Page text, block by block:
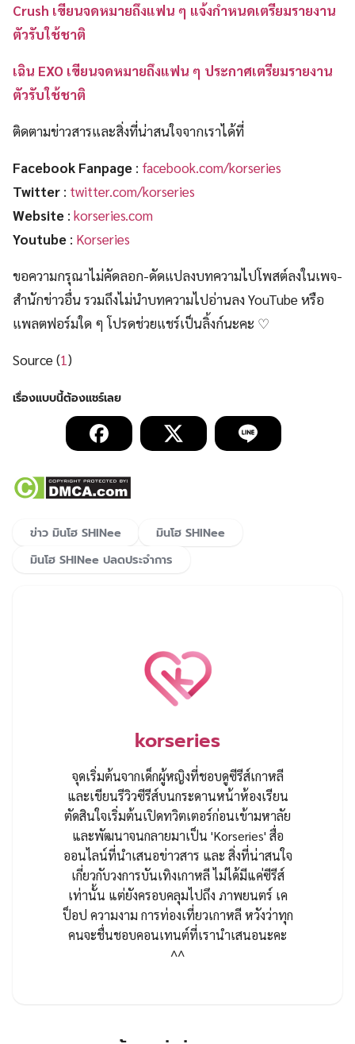
Crush เขียนจดหมายถึงแฟน ๆ แจ้งกำหนดเตรียมรายงาน
ตัวรับใช้ชาติ
เฉิน EXO เขียนจดหมายถึงแฟน ๆ ประกาศเตรียมรายงาน
ตัวรับใช้ชาติ
ติดตามข่าวสารและสิ่งที่น่าสนใจจากเราได้ที่
Facebook Fanpage : facebook.com/korseries
Twitter : twitter.com/korseries
Website : korseries.com
Youtube : Korseries
ขอความกรุณาไม่คัดลอก-ดัดแปลงบทความไปโพสต์ลงในเพจ-
สำนักข่าวอื่น รวมถึงไม่นำบทความไปอ่านลง YouTube หรือ
แพลตฟอร์มใด ๆ โปรดช่วยแชร์เป็นลิ้งก์นะคะ ♡
Source (1)
ข่าว มินโฮ SHINee
มินโฮ SHINee
มินโฮ SHINee ปลดประจำการ
korseries
จุดเริ่มต้นจากเด็กผู้หญิงที่ชอบดูซีรีส์เกาหลี
และเขียนรีวิวซีรีส์บนกระดานหน้าห้องเรียน
ตัดสินใจเริ่มต้นเปิดทวิตเตอร์ก่อนเข้ามหาลัย
และพัฒนาจนกลายมาเป็น 'Korseries' สื่อ
ออนไลน์ที่นำเสนอข่าวสาร และ สิ่งที่น่าสนใจ
เกี่ยวกับวงการบันเทิงเกาหลี ไม่ได้มีแค่ซีรีส์
เท่านั้น แต่ยังครอบคลุมไปถึง ภาพยนตร์ เค
ป็อป ความงาม การท่องเที่ยวเกาหลี หวังว่าทุก
คนจะชื่นชอบคอนเทนต์ที่เรานำเสนอนะคะ
^^